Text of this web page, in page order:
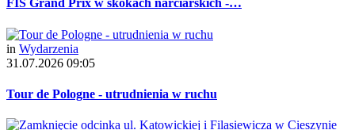
FIS Grand Prix w skokach narciarskich -…
in Wydarzenia
31.07.2026 09:05
Tour de Pologne - utrudnienia w ruchu